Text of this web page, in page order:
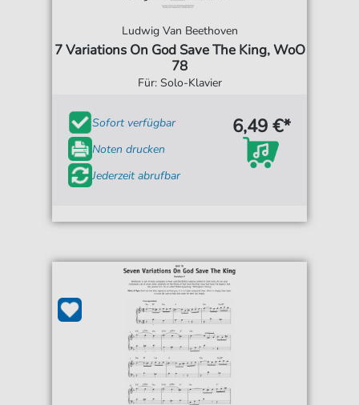
Ludwig Van Beethoven
7 Variations On God Save The King, WoO
78
Für: Solo-Klavier
Sofort verfügbar
Noten drucken
Jederzeit abrufbar
6,49 €*